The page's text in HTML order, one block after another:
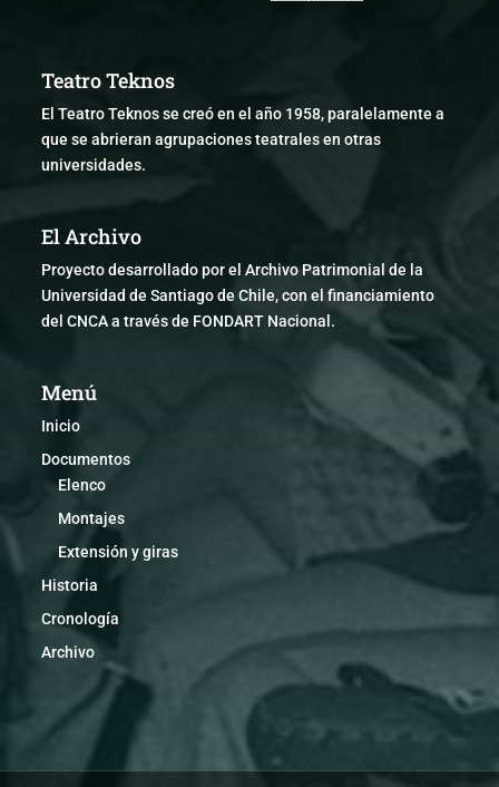
Teatro Teknos
El Teatro Teknos se creó en el año 1958, paralelamente a
que se abrieran agrupaciones teatrales en otras
universidades.
El Archivo
Proyecto desarrollado por el Archivo Patrimonial de la
Universidad de Santiago de Chile, con el financiamiento
del CNCA a través de FONDART Nacional.
Menú
Inicio
Documentos
Elenco
Montajes
Extensión y giras
Historia
Cronología
Archivo